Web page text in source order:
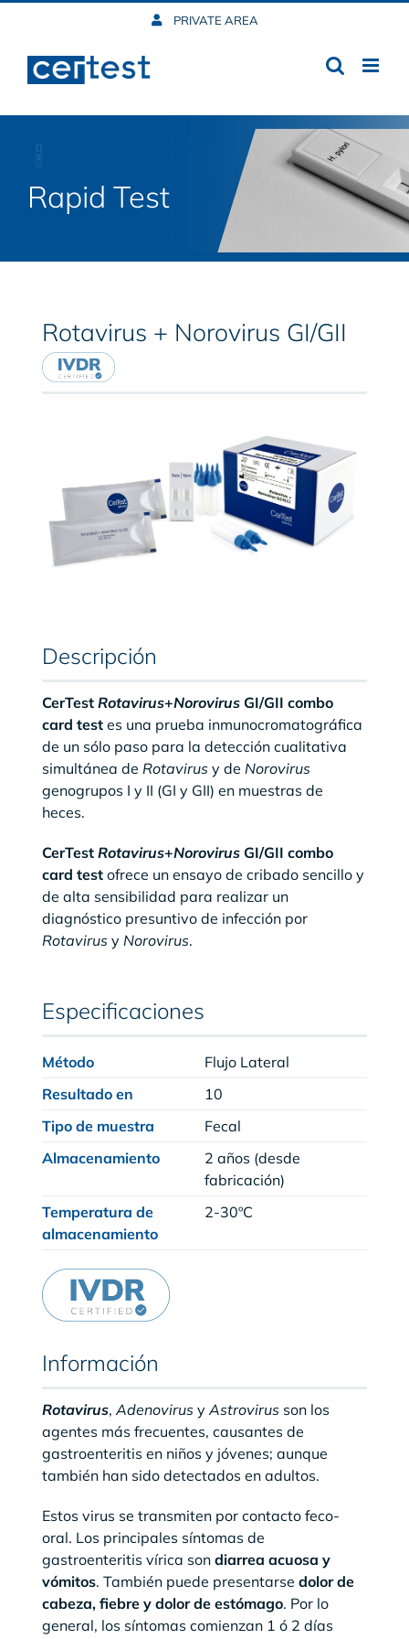
content
PRIVATE AREA
Rapid Test
Rotavirus + Norovirus GI/GII
Descripción
CerTest Rotavirus+NorovirusGI/GII combo
card testes una prueba inmunocromatográfica
de un sólo paso para la detección cualitativa
simultánea de Rotavirusy de Norovirus
genogrupos I y II (GI y GII) en muestras de
heces.
CerTest Rotavirus+NorovirusGI/GII combo
card testofrece un ensayo de cribado sencillo y
de alta sensibilidad para realizar un
diagnóstico presuntivo de infección por
Rotavirusy Norovirus.
Especificaciones
Método
Flujo Lateral
Resultado en
10
Tipo de muestra
Fecal
Almacenamiento
2 años (desde
fabricación)
Temperatura de
almacenamiento
2-30ºC
Información
Rotavirus, Adenovirusy Astrovirusson los
agentes más frecuentes, causantes de
gastroenteritis en niños y jóvenes; aunque
también han sido detectados en adultos.
Estos virus se transmiten por contacto feco-
oral. Los principales síntomas de
gastroenteritis vírica son diarrea acuosa y
vómitos. También puede presentarse dolor de
cabeza, fiebre y dolor de estómago. Por lo
general, los síntomas comienzan 1 ó 2 días